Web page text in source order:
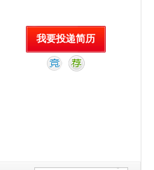
我要投递简历